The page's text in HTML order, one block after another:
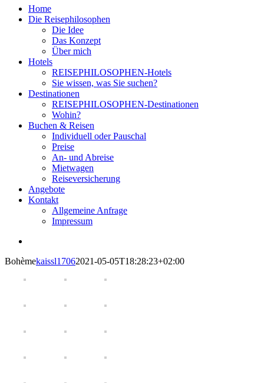
Home
Die Reisephilosophen
Die Idee
Das Konzept
Über mich
Hotels
REISEPHILOSOPHEN-Hotels
Sie wissen, was Sie suchen?
Destinationen
REISEPHILOSOPHEN-Destinationen
Wohin?
Buchen & Reisen
Individuell oder Pauschal
Preise
An- und Abreise
Mietwagen
Reiseversicherung
Angebote
Kontakt
Allgemeine Anfrage
Impressum
Image
Bohèmekaissl17062021-05-05T18:28:23+02:00